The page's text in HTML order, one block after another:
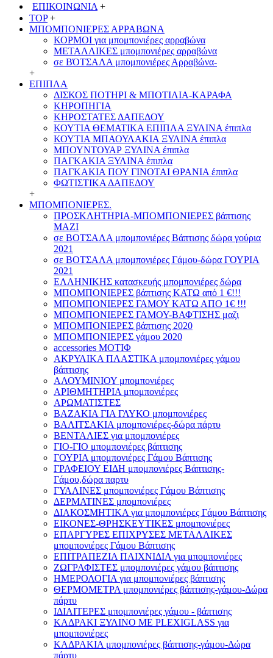
ΕΠΙΚΟΙΝΩΝΙΑ +
TOP +
ΜΠΟΜΠΟΝΙΕΡΕΣ ΑΡΡΑΒΩΝΑ
ΚΟΡΜΟΙ για μπομπονιέρες αρραβώνα
ΜΕΤΑΛΛΙΚΕΣ μπομπονιέρες αρραβώνα
σε ΒΌΤΣΑΛΑ μπομπονιέρες Αρραβώνα-
+
ΕΠΙΠΛΑ
ΔΙΣΚΟΣ ΠΟΤΗΡΙ & ΜΠΟΤΙΛΙΑ-ΚΑΡΑΦΑ
ΚΗΡΟΠΗΓΙΑ
ΚΗΡΟΣΤΑΤΕΣ ΔΑΠΕΔΟΥ
ΚΟΥΤΙΑ ΘΕΜΑΤΙΚΑ ΕΠΙΠΛΑ ΞΥΛΙΝΑ έπιπλα
ΚΟΥΤΙΑ ΜΠΑΟΥΛΑΚΙΑ ΞΥΛΙΝΑ έπιπλα
ΜΠΟΥΝΤΟΥΑΡ ΞΥΛΙΝΑ έπιπλα
ΠΑΓΚΑΚΙΑ ΞΥΛΙΝΑ έπιπλα
ΠΑΓΚΑΚΙΑ ΠΟΥ ΓΙΝΟΤΑΙ ΘΡΑΝΙΑ έπιπλα
ΦΩΤΙΣΤΙΚΑ ΔΑΠΕΔΟΥ
+
ΜΠΟΜΠΟΝΙΕΡΕΣ.
ΠΡΟΣΚΛΗΤΗΡΙΑ-ΜΠΟΜΠΟΝΙΕΡΕΣ βάπτισης
ΜΑΖΙ
σε ΒΟΤΣΑΛΑ μπομπονιέρες Βάπτισης δώρα γούρια
2021
σε ΒΟΤΣΑΛΑ μπομπονιέρες Γάμου-δώρα ΓΟΥΡΙΑ
2021
ΕΛΛΗΝΙΚΗΣ κατασκευής μπομπονιέρες δώρα
ΜΠΟΜΠΟΝΙΕΡΕΣ βάπτισης ΚΑΤΩ από 1 €!!!
ΜΠΟΜΠΟΝΙΕΡΕΣ ΓΑΜΟΥ ΚΑΤΩ ΑΠΟ 1€ !!!
ΜΠΟΜΠΟΝΙΕΡΕΣ ΓΑΜΟΥ-ΒΑΦΤΙΣΗΣ μαζι
ΜΠΟΜΠΟΝΙΕΡΕΣ βάπτισης 2020
ΜΠΟΜΠΟΝΙΕΡΕΣ γάμου 2020
accessories ΜΟΤΙΦ
ΑΚΡΥΛΙΚΑ ΠΛΑΣΤΙΚΑ μπομπονιέρες γάμου
βάπτισης
ΑΛΟΥΜΙΝΙΟΥ μπομπονιέρες
ΑΡΙΘΜΗΤΗΡΙΑ μπομπονιέρες
ΑΡΩΜΑΤΙΣΤΕΣ
ΒΑΖΑΚΙΑ ΓΙΑ ΓΛΥΚΟ μπομπονιέρες
ΒΑΛΙΤΣΑΚΙΑ μπομπονιέρες-δώρα πάρτυ
ΒΕΝΤΑΛΙΕΣ για μπομπονιέρες
ΓΙΟ-ΓΙΟ μπομπονιέρες βάπτισης
ΓΟΥΡΙΑ μπομπονιέρες Γάμου Βάπτισης
ΓΡΑΦΕΙΟΥ ΕΙΔΗ μπομπονιέρες Βάπτισης-
Γάμου,δώρα παρτυ
ΓΥΑΛΙΝΕΣ μπομπονιέρες Γάμου Βάπτισης
ΔΕΡΜΑΤΙΝΕΣ μπομπονιέρες
ΔΙΑΚΟΣΜΗΤΙΚΑ για μπομπονιέρες Γάμου Βάπτισης
ΕΙΚΟΝΕΣ-ΘΡΗΣΚΕΥΤΙΚΕΣ μπομπονιέρες
ΕΠΑΡΓΥΡΕΣ ΕΠΙΧΡΥΣΕΣ ΜΕΤΑΛΛΙΚΕΣ
μπομπονιέρες Γάμου Βάπτισης
ΕΠΙΤΡΑΠΕΖΙΑ ΠΑΙΧΝΙΔΙΑ για μπομπονιέρες
ΖΩΓΡΑΦΙΣΤΕΣ μπομπονιέρες γάμου βάπτισης
ΗΜΕΡΟΛΟΓΙΑ για μπομπονιέρες βάπτισης
ΘΕΡΜΟΜΕΤΡΑ μπομπονιέρες βάπτισης-γάμου-Δώρα
πάρτυ
ΙΔΙΑΙΤΕΡΕΣ μπομπονιέρες γάμου - βάπτισης
ΚΑΔΡΑΚΙ ΞΥΛΙΝΟ ΜΕ PLEXIGLASS για
μπομπονιέρες
ΚΑΔΡΑΚΙΑ μπομπονιέρες βάπτισης-γάμου-Δώρα
πάρτυ